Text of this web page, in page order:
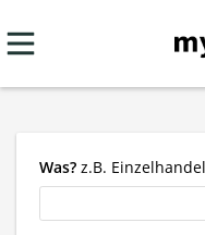
Was? z.B.